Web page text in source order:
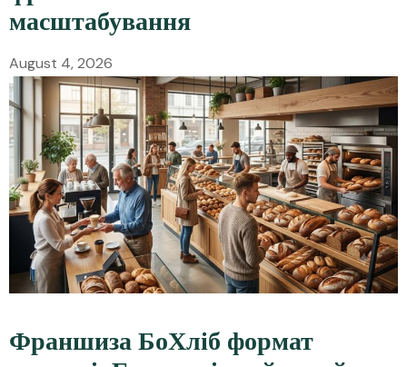
масштабування
August 4, 2026
Франшиза БоХліб формат